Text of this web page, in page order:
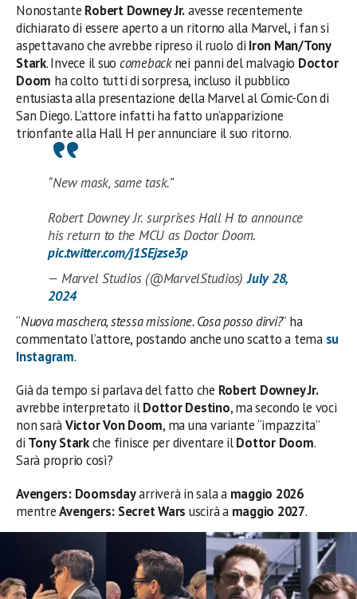
Nonostante Robert Downey Jr.avesse recentemente
dichiarato di essere aperto a un ritorno alla Marvel, i fan si
aspettavano che avrebbe ripreso il ruolo di Iron Man/Tony
Stark. Invece il suo comebacknei panni del malvagio Doctor
Doom ha colto tutti di sorpresa, incluso il pubblico
entusiasta alla presentazione della Marvel al Comic-Con di
San Diego. L’attore infatti ha fatto un’apparizione
trionfante alla Hall H per annunciare il suo ritorno.
“New mask, same task.”
Robert Downey Jr. surprises Hall H to announce
his return to the MCU as Doctor Doom.
pic.twitter.com/j1SEjzse3p
— Marvel Studios (@MarvelStudios)July 28,
2024
“Nuova maschera, stessa missione. Cosa posso dirvi?” ha
commentato l’attore, postando anche uno scatto a tema su
Instagram.
Già da tempo si parlava del fatto che Robert Downey Jr.
avrebbe interpretato ilDottor Destino, ma secondo le voci
non saràVictor Von Doom, ma una variante “impazzita”
di Tony Starkche finisce per diventare ilDottor Doom.
Sarà proprio così?
Avengers: Doomsdayarriverà in sala a maggio 2026
mentreAvengers: Secret Wars uscirà a maggio 2027.